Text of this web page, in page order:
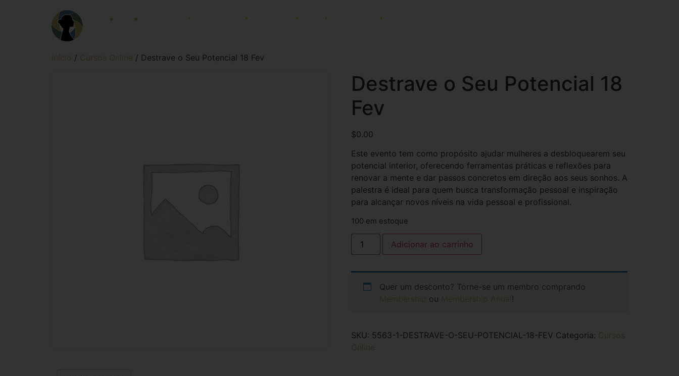
Início / Cursos Online / Destrave o Seu Potencial 18 Fev
Destrave o Seu Potencial 18
Fev
$0.00
Este evento tem como propósito ajudar mulheres a desbloquearem seu
potencial interior, oferecendo ferramentas práticas e reflexões para
renovar a mente e dar passos concretos em direção aos seus sonhos. A
palestra é ideal para quem busca transformação pessoal e inspiração
para alcançar novos níveis na vida pessoal e profissional.
100 em estoque
Adicionar ao carrinho
Quer um desconto? Torne-se um membro comprando
Membership ou Membership Anual !
SKU: 5563-1-DESTRAVE-O-SEU-POTENCIAL-18-FEV Categoria: Cursos
Online